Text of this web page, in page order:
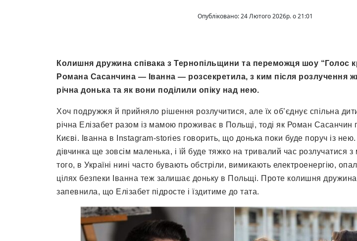
Опубліковано: 24 Лютого 2026р. о 21:01
Колишня дружина співака з Тернопільщини та переможця шоу “Голос
Романа Сасанчина — Іванна — розсекретила, з ким після розлучення
річна донька та як вони поділили опіку над нею.
Хоч подружжя й прийняло рішення розлучитися, але їх об’єднує спільна
річна Елізабет разом із мамою проживає в Польщі, тоді як Роман Сасанчин
Києві. Іванна в Instagram-stories говорить, що донька поки буде поруч із
дівчинка ще зовсім маленька, і їй буде тяжко на тривалий час розлучатися
того, в Україні нині часто бувають обстріли, вимикають електроенергію,
цілях безпеки Іванна теж залишає доньку в Польщі. Проте колишня дружина
запевнила, що Елізабет підросте і їздитиме до тата.